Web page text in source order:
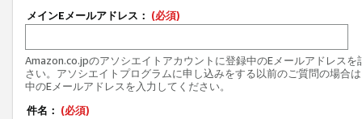
メインEメールアドレス： (必須)
Amazon.co.jpのアソシエイトアカウントに登録中のEメールアドレスを
さい。アソシエイトプログラムに申し込みをする以前のご質問の場合
中のEメールアドレスを入力してください。
件名： (必須)